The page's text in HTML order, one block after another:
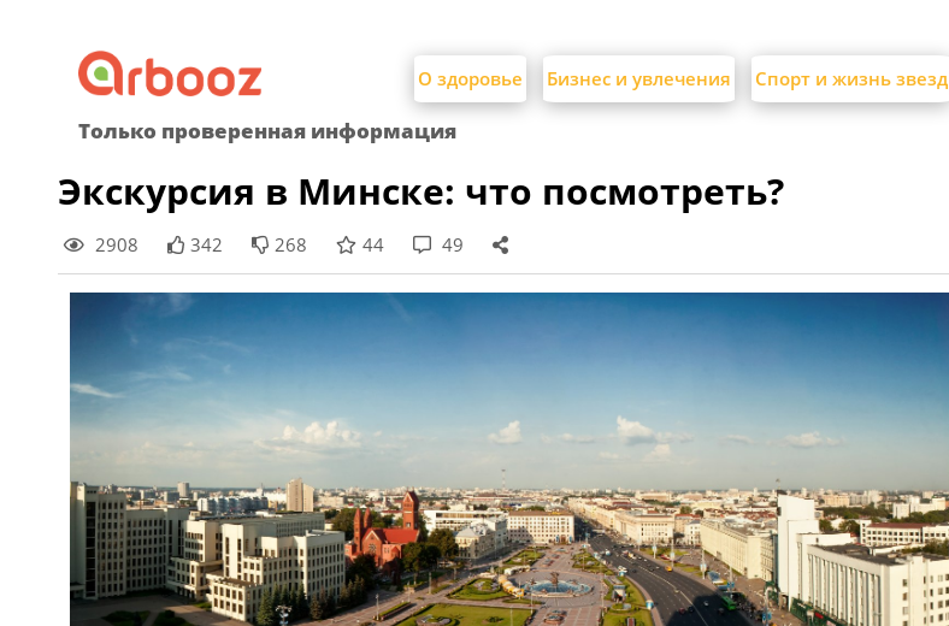
content
О здоровье Бизнес и увлечения Спорт и жизнь звезд
Только проверенная информация
Экскурсия в Минске: что посмотреть?
2908 342 268 44 49